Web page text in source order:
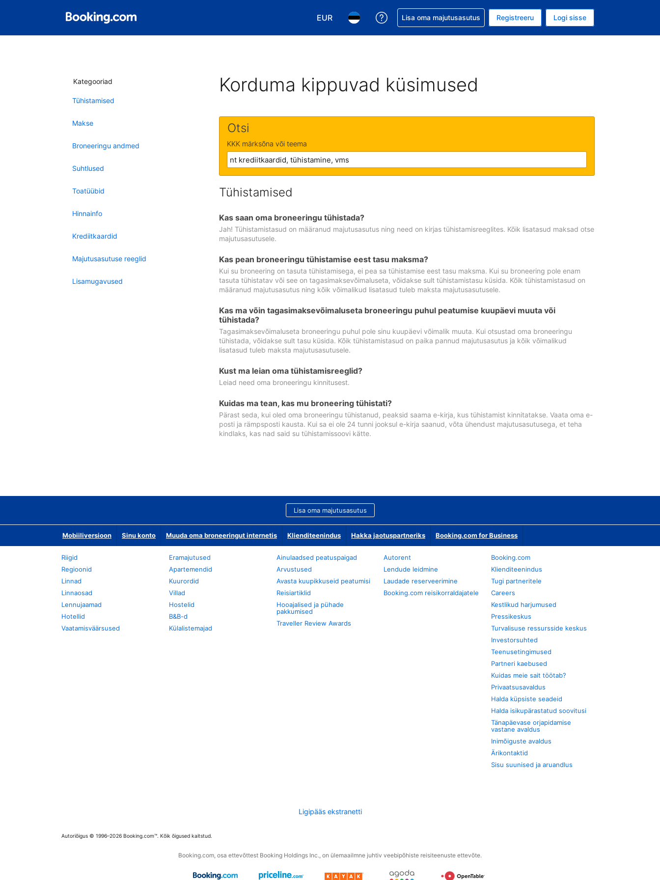
EUR
Vali valuuta. Praegune valitud valuuta on EUR
Vali keel. Praegune valitud keel on Eesti keeles
Saa broneeringuga abi
Lisa oma majutusasutus Registreeru Logi sisse
Kategooriad
Tühistamised
Makse
Broneeringu andmed
Suhtlused
Toatüübid
Hinnainfo
Krediitkaardid
Majutusasutuse reeglid
Lisamugavused
Korduma kippuvad küsimused
Otsi
KKK märksõna või teema
Tühistamised
Kas saan oma broneeringu tühistada?
Jah! Tühistamistasud on määranud majutusasutus ning need on kirjas tühistamisreeglites. Kõik lisatasud maksad otse
majutusasutusele.
Kas pean broneeringu tühistamise eest tasu maksma?
Kui su broneering on tasuta tühistamisega, ei pea sa tühistamise eest tasu maksma. Kui su broneering pole enam
tasuta tühistatav või see on tagasimaksevõimaluseta, võidakse sult tühistamistasu küsida. Kõik tühistamistasud on
määranud majutusasutus ning kõik võimalikud lisatasud tuleb maksta majutusasutusele.
Kas ma võin tagasimaksevõimaluseta broneeringu puhul peatumise kuupäevi muuta või
tühistada?
Tagasimaksevõimaluseta broneeringu puhul pole sinu kuupäevi võimalik muuta. Kui otsustad oma broneeringu
tühistada, võidakse sult tasu küsida. Kõik tühistamistasud on paika pannud majutusasutus ja kõik võimalikud
lisatasud tuleb maksta majutusasutusele.
Kust ma leian oma tühistamisreeglid?
Leiad need oma broneeringu kinnitusest.
Kuidas ma tean, kas mu broneering tühistati?
Pärast seda, kui oled oma broneeringu tühistanud, peaksid saama e-kirja, kus tühistamist kinnitatakse. Vaata oma e-
posti ja rämpsposti kausta. Kui sa ei ole 24 tunni jooksul e-kirja saanud, võta ühendust majutusasutusega, et teha
kindlaks, kas nad said su tühistamissoovi kätte.
Lisa oma majutusasutus
Mobiiliversioon Sinu konto Muuda oma broneeringut internetis Klienditeenindus Hakka jaotuspartneriks Booking.com for Business
Riigid
Regioonid
Linnad
Linnaosad
Lennujaamad
Hotellid
Vaatamisväärsused
Eramajutused
Apartemendid
Kuurordid
Villad
Hostelid
B&B-d
Külalistemajad
Ainulaadsed peatuspaigad
Arvustused
Avasta kuupikkuseid peatumisi
Reisiartiklid
Hooajalised ja pühade
pakkumised
Traveller Review Awards
Autorent
Lendude leidmine
Laudade reserveerimine
Booking.com reisikorraldajatele
Booking.com
Klienditeenindus
Tugi partneritele
Careers
Kestlikud harjumused
Pressikeskus
Turvalisuse ressursside keskus
Investorsuhted
Teenusetingimused
Partneri kaebused
Kuidas meie sait töötab?
Privaatsusavaldus
Halda küpsiste seadeid
Halda isikupärastatud soovitusi
Tänapäevase orjapidamise
vastane avaldus
Inimõiguste avaldus
Ärikontaktid
Sisu suunised ja aruandlus
Ligipääs ekstranetti
Autoriõigus © 1996–2026 Booking.com™. Kõik õigused kaitstud.
Booking.com, osa ettevõttest Booking Holdings Inc., on ülemaailmne juhtiv veebipõhiste reisiteenuste ettevõte.